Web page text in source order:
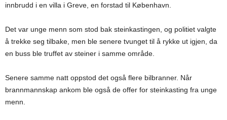
innbrudd i en villa i Greve, en forstad til København.
Det var unge menn som stod bak steinkastingen, og politiet valgte
å trekke seg tilbake, men ble senere tvunget til å rykke ut igjen, da
en buss ble truffet av steiner i samme område.
Senere samme natt oppstod det også flere bilbranner. Når
brannmannskap ankom ble også de offer for steinkasting fra unge
menn.